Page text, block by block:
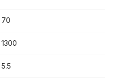
70
1300
5.5